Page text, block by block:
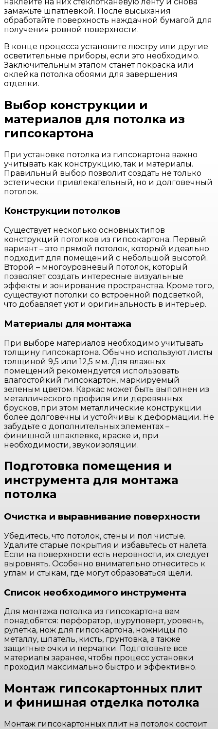
замажьте шпатлёвкой. После высыхания
обработайте поверхность наждачной бумагой для
получения ровной поверхности.
В конце процесса установите люстру или другие
осветительные приборы, если это необходимо.
Заключительным этапом станет покраска или
оклейка потолка обоями для завершения
отделки.
Выбор конструкции и
материалов для потолка из
гипсокартона
При установке потолка из гипсокартона важно
учитывать как конструкцию, так и материалы.
Правильный выбор позволит создать не только
эстетически привлекательный, но и долговечный
потолок.
Конструкции потолков
Существует несколько основных типов
конструкций потолков из гипсокартона. Первый
вариант – это прямой потолок, который идеально
подходит для помещений с небольшой высотой.
Второй – многоуровневый потолок, который
позволяет создать интересные визуальные
эффекты и зонирование пространства. Кроме того,
существуют потолки со встроенной подсветкой,
что добавляет уют и оригинальность в интерьер.
Материалы для монтажа
При выборе материалов необходимо учитывать
толщину гипсокартона. Обычно используют листы
толщиной 9,5 или 12,5 мм. Для влажных
помещений рекомендуется использовать
влагостойкий гипсокартон, маркируемый
зеленым цветом. Каркас может быть выполнен из
металлического профиля или деревянных
брусков, при этом металлические конструкции
более долговечны и устойчивы к деформации. Не
забудьте о дополнительных элементах –
финишной шпаклевке, краске и, при
необходимости, звукоизоляции.
Подготовка помещения и
инструмента для монтажа
потолка
Очистка и выравнивание поверхности
Убедитесь, что потолок, стены и пол чистые.
Удалите старые покрытия и избавьтесь от налета.
Если на поверхности есть неровности, их следует
выровнять. Особенно внимательно отнеситесь к
углам и стыкам, где могут образоваться щели.
Список необходимого инструмента
Для монтажа потолка из гипсокартона вам
понадобятся: перфоратор, шуруповерт, уровень,
рулетка, нож для гипсокартона, ножницы по
металлу, шпатель, кисть, грунтовка, а также
защитные очки и перчатки. Подготовьте все
материалы заранее, чтобы процесс установки
проходил максимально быстро и эффективно.
Монтаж гипсокартонных плит
и финишная отделка потолка
Монтаж гипсокартонных плит на потолок состоит